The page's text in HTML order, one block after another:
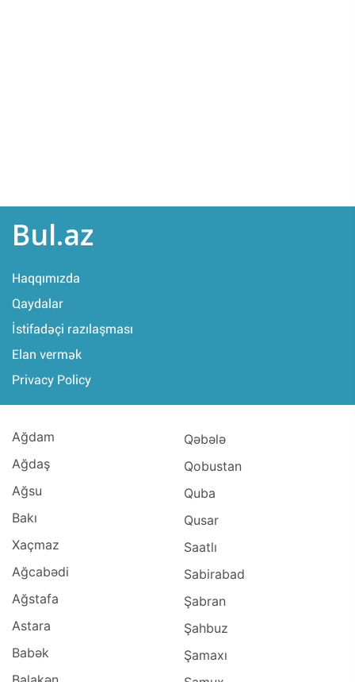
Bul.az
Haqqımızda
Qaydalar
İstifadəçi razılaşması
Elan vermək
Privacy Policy
Ağdam
Ağdaş
Ağsu
Bakı
Xaçmaz
Ağcabədi
Ağstafa
Astara
Babək
Qəbələ
Qobustan
Quba
Qusar
Saatlı
Sabirabad
Şabran
Şahbuz
Şamaxı